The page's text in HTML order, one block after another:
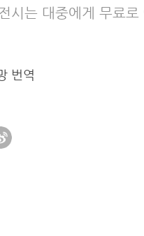
시는 대중에게 무료
번역